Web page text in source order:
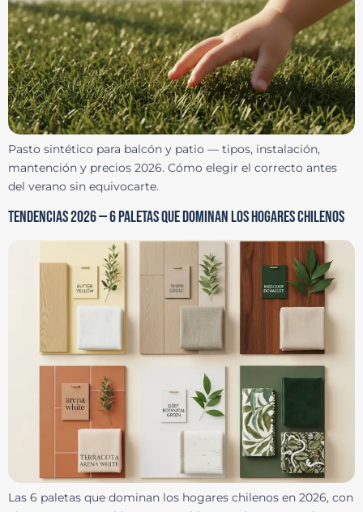
Pasto sintético para balcón y patio — tipos, instalación,
mantención y precios 2026. Cómo elegir el correcto antes
del verano sin equivocarte.
TENDENCIAS 2026 — 6 PALETAS QUE DOMINAN LOS HOGARES CHILENOS
Las 6 paletas que dominan los hogares chilenos en 2026, con